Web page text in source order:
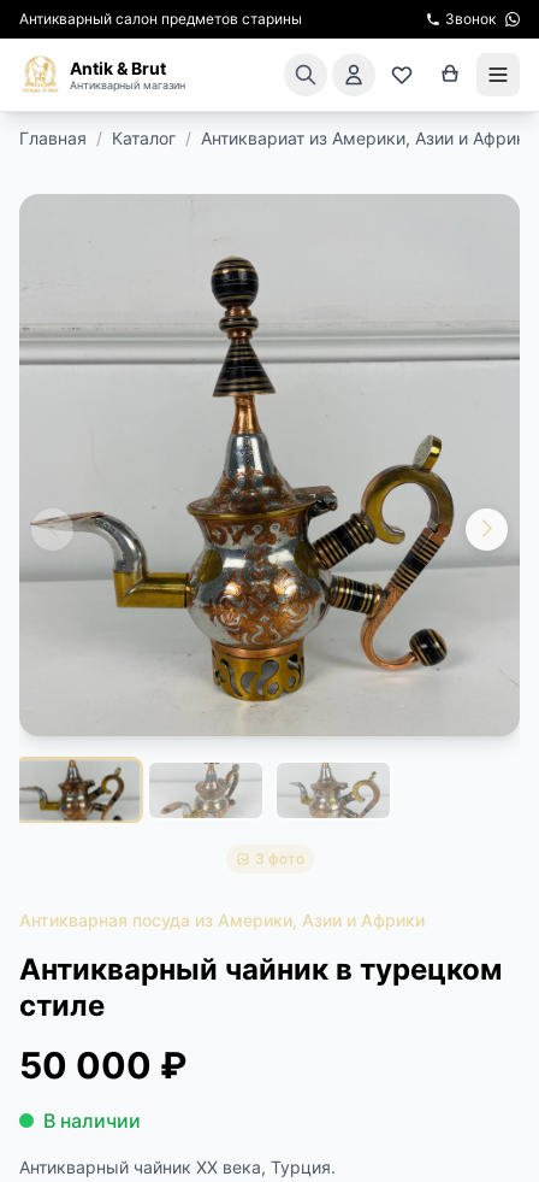
Антикварный салон предметов старины Звонок
Antik & Brut
Антикварный магазин
КИНОСЪЕМКА
КУРСЫ ПО РЕСТАВРАЦИИ
КОНТАКТЫ
ДОСТАВКА И ОПЛАТА
Главная / Каталог / Антиквариат из Америки, Азии и Африки
3 фото
Антикварная посуда из Америки, Азии и Африки
Антикварный чайник в турецком
стиле
50 000 ₽
В наличии
Антикварный чайник XX века, Турция.